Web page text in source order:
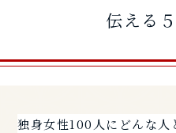
伝える
独身女性100人にどんな人